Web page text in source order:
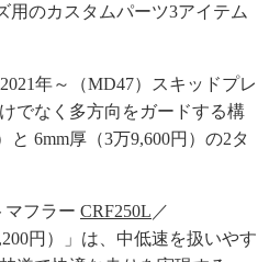
用のカスタムパーツ3アイテム
年～（MD47）スキッドプレ
でなく多方向をガードする構
と 6mm厚（3万9,600円）の2タ
マフラー CRF250L ／
円）」は、中低速を扱いやす